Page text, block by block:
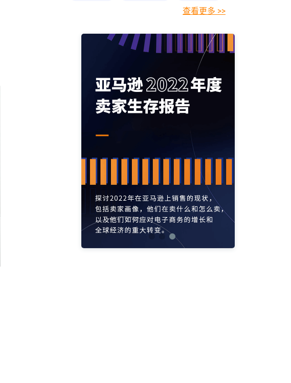
亚马逊直播
cpc广告 亚马逊物流
亚马逊精铺
亚马逊变体 亚马逊主图 亚马逊账号
亚马逊流量 亚马逊库存 亚马逊跟卖
亚马逊瑞典站
亚马逊品牌备案 亚马逊运营直播
亚马逊优惠券 亚马逊ASIN listing优化
亚马逊主题 差评 亚马逊排名 关键词
listing 爆款最新
查看更多 >>